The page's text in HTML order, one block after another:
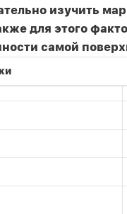
изучить
для этого
самой